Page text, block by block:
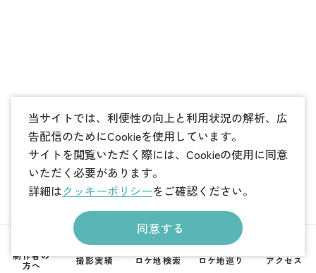
当サイトでは、利便性の向上と利用状況の解析、広
告配信のためにCookieを使用しています。
サイトを閲覧いただく際には、Cookieの使用に同意
いただく必要があります。
詳細はクッキーポリシーをご確認ください。
同意する